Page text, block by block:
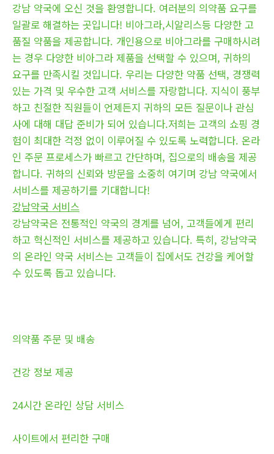
강남 약국에 오신 것을 환영합니다. 여러분의 의약품 요구를
일괄로 해결하는 곳입니다! 비아그라,시알리스등 다양한 고
품질 약품을 제공합니다. 개인용으로 비아그라를 구매하시려
는 경우 다양한 비아그라 제품을 선택할 수 있으며, 귀하의
요구를 만족시킬 것입니다. 우리는 다양한 약품 선택, 경쟁력
있는 가격 및 우수한 고객 서비스를 자랑합니다. 지식이 풍부
하고 친절한 직원들이 언제든지 귀하의 모든 질문이나 관심
사에 대해 대답 준비가 되어 있습니다.저희는 고객의 쇼핑 경
험이 최대한 걱정 없이 이루어질 수 있도록 노력합니다. 온라
인 주문 프로세스가 빠르고 간단하며, 집으로의 배송을 제공
합니다. 귀하의 신뢰와 방문을 소중히 여기며 강남 약국에서
서비스를 제공하기를 기대합니다!
강남약국 서비스
강남약국은 전통적인 약국의 경계를 넘어, 고객들에게 편리
하고 혁신적인 서비스를 제공하고 있습니다. 특히, 강남약국
의 온라인 약국 서비스는 고객들이 집에서도 건강을 케어할
수 있도록 돕고 있습니다.
의약품 주문 및 배송
건강 정보 제공
24시간 온라인 상담 서비스
사이트에서 편리한 구매